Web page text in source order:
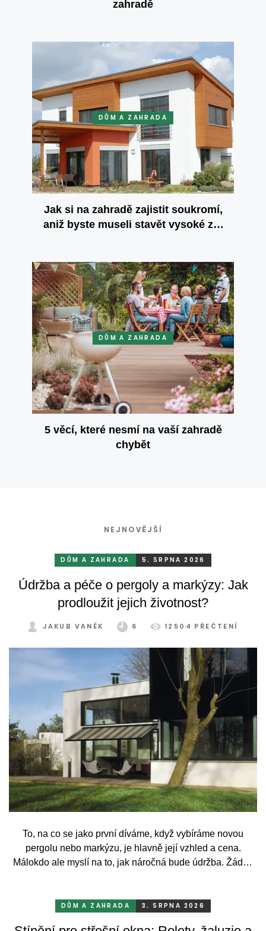
zahradě
DŮM A ZAHRADA
Jak si na zahradě zajistit soukromí,
aniž byste museli stavět vysoké zdi
DŮM A ZAHRADA
5 věcí, které nesmí na vaší zahradě
chybět
NEJNOVĚJŠÍ
DŮM A ZAHRADA 5. SRPNA 2026
Údržba a péče o pergoly a markýzy: Jak
prodloužit jejich životnost?
JAKUB VANĚK 6 12504 PŘEČTENÍ
To, na co se jako první díváme, když vybíráme novou
pergolu nebo markýzu, je hlavně její vzhled a cena.
Málokdo ale myslí na to, jak náročná bude údržba. Žádný
mrazu, ale také prachu a pylu, což se na něm dříve či
DŮM A ZAHRADA 3. SRPNA 2026